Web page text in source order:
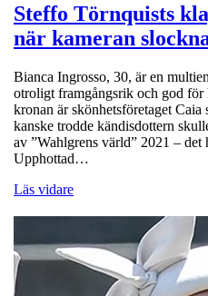
Steffo Törnquists
när kameran
Bianca Ingrosso, 30, är en
otroligt framgångsrik och god
kronan är skönhetsföretaget
kanske trodde kändisdottern
av ”Wahlgrens värld” 2021 –
Upphottad…
Läs vidare